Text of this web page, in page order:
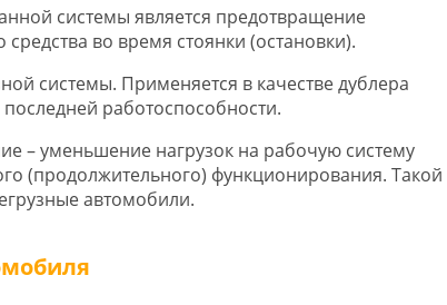
системы является предотвращение
во время стоянки (остановки).
системы. Применяется в качестве дублера
работоспособности.
– уменьшение нагрузок на рабочую систему
(продолжительного) функционирования. Такой
автомобили.